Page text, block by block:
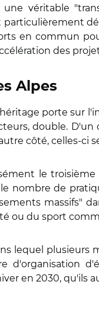
une véritable
en commun
des
Alpes
porte sur
double.
côté, celles-ci
le
nombre de
massifs"
ou du sport
lequel
d'organisation
en 2030, qu'ils